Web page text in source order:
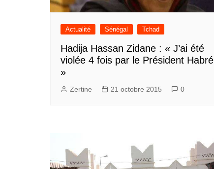
Actualité Sénégal Tchad
Hadija Hassan Zidane : « J’ai été
violée 4 fois par le Président Habré
»
Zertine 21 octobre 2015 0